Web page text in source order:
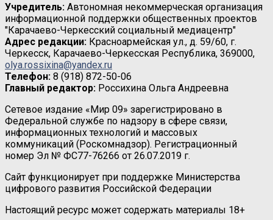
Учредитель: Автономная некоммерческая организация
информационной поддержки общественных проектов
"Карачаево-Черкесский социальный медиацентр"
Адрес редакции: Красноармейская ул., д. 59/60, г.
Черкесск, Карачаево-Черкесская Республика, 369000,
olya.rossixina@yandex.ru
Телефон: 8 (918) 872-50-06
Главный редактор: Россихина Ольга Андреевна
Сетевое издание «Мир 09» зарегистрировано в
Федеральной службе по надзору в сфере связи,
информационных технологий и массовых
коммуникаций (Роскомнадзор). Регистрационный
номер Эл № ФС77-76266 от 26.07.2019 г.
Сайт функционирует при поддержке Министерства
цифрового развития Российской Федерации
Настоящий ресурс может содержать материалы 18+